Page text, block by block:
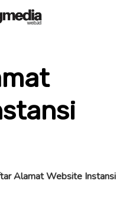
Alamat Website Instansi